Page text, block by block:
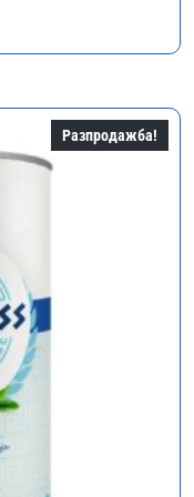
Разпродажба!